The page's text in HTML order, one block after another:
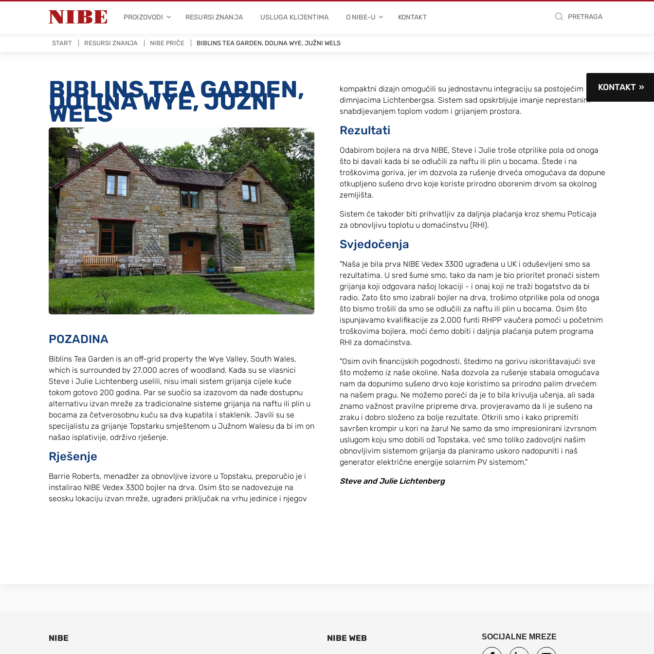
PROIZOVODI RESURSI ZNANJA USLUGA KLIJENTIMA O NIBE-U KONTAKT PRETRAGA
START RESURSI ZNANJA NIBE PRIČE BIBLINS TEA GARDEN, DOLINA WYE, JUŽNI WELS
KONTAKT
BIBLINS TEA GARDEN,
DOLINA WYE, JUŽNI
WELS
POZADINA
Biblins Tea Garden is an off-grid property the Wye Valley, South Wales,
which is surrounded by 27.000 acres of woodland. Kada su se vlasnici
Steve i Julie Lichtenberg uselili, nisu imali sistem grijanja cijele kuće
tokom gotovo 200 godina. Par se suočio sa izazovom da nađe dostupnu
alternativu izvan mreže za tradicionalne sisteme grijanja na naftu ili plin u
bocama za četverosobnu kuću sa dva kupatila i staklenik. Javili su se
specijalistu za grijanje Topstarku smještenom u Južnom Walesu da bi im on
našao isplativije, održivo rješenje.
Rješenje
Barrie Roberts, menadžer za obnovljive izvore u Topstaku, preporučio je i
instalirao NIBE Vedex 3300 bojler na drva. Osim što se nadovezuje na
seosku lokaciju izvan mreže, ugrađeni priključak na vrhu jedinice i njegov
kompaktni dizajn omogućili su jednostavnu integraciju sa postojećim
dimnjacima Lichtenbergsa. Sistem sad opskrbljuje imanje neprestanim
snabdijevanjem toplom vodom i grijanjem prostora.
Rezultati
Odabirom bojlera na drva NIBE, Steve i Julie troše otprilike pola od onoga
što bi davali kada bi se odlučili za naftu ili plin u bocama. Štede i na
troškovima goriva, jer im dozvola za rušenje drveća omogućava da dopune
otkupljeno sušeno drvo koje koriste prirodno oborenim drvom sa okolnog
zemljišta.
Sistem će također biti prihvatljiv za daljnja plaćanja kroz shemu Poticaja
za obnovljivu toplotu u domaćinstvu (RHI).
Svjedočenja
"Naša je bila prva NIBE Vedex 3300 ugrađena u UK i oduševljeni smo sa
rezultatima. U sred šume smo, tako da nam je bio prioritet pronaći sistem
grijanja koji odgovara našoj lokaciji - i onaj koji ne traži bogatstvo da bi
radio. Zato što smo izabrali bojler na drva, trošimo otprilike pola od onoga
što bismo trošili da smo se odlučili za naftu ili plin u bocama. Osim što
ispunjavamo kvalifikacije za 2.000 funti RHPP vaučera pomoći u početnim
troškovima bojlera, moći ćemo dobiti i daljnja plaćanja putem programa
RHI za domaćinstva.
"Osim ovih financijskih pogodnosti, štedimo na gorivu iskorištavajući sve
što možemo iz naše okoline. Naša dozvola za rušenje stabala omogućava
nam da dopunimo sušeno drvo koje koristimo sa prirodno palim drvećem
na našem pragu. Ne možemo poreći da je to bila krivulja učenja, ali sada
znamo važnost pravilne pripreme drva, provjeravamo da li je sušeno na
zraku i dobro složeno za bolje rezultate. Otkrili smo i kako pripremiti
savršen krompir u kori na žaru! Ne samo da smo impresionirani izvrsnom
uslugom koju smo dobili od Topstaka, već smo toliko zadovoljni našim
obnovljivim sistemom grijanja da planiramo uskoro nadopuniti i naš
generator električne energije solarnim PV sistemom."
Steve and Julie Lichtenberg
NIBE NIBE WEB SOCIJALNE MREZE